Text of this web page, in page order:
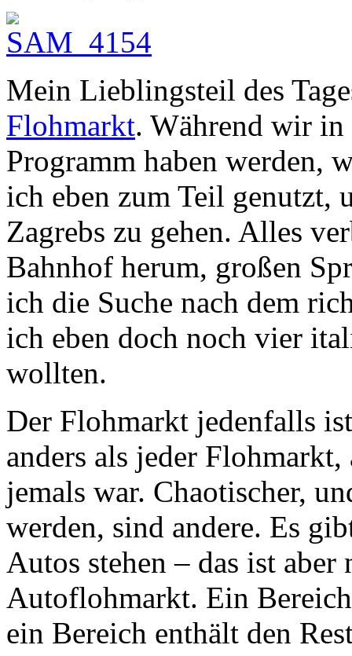
Mein Lieblingsteil des
Flohmarkt. Während wir in
Programm haben werden,
ich eben zum Teil genutzt,
Zagrebs zu gehen. Alles
Bahnhof herum, großen
ich die Suche nach dem
ich eben doch noch vier
wollten.
Der Flohmarkt jedenfalls
anders als jeder
jemals war. Chaotischer,
werden, sind andere. Es
Autos stehen – das ist
Autoflohmarkt. Ein
ein Bereich enthält den